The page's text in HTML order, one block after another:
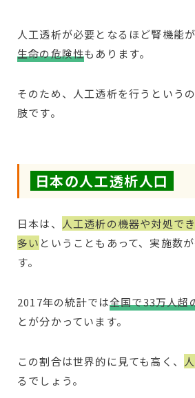
人工透析が必要となるほど腎機能
生命の危険性もあります。
そのため、人工透析を行うという
肢です。
日本の人工透析人口
日本は、
人工透析の機器や対処で
多い ということもあって、実施数
す。
2017年の統計では全国で33万人超
とが分かっています。
この割合は世界的に見ても高く、
るでしょう。